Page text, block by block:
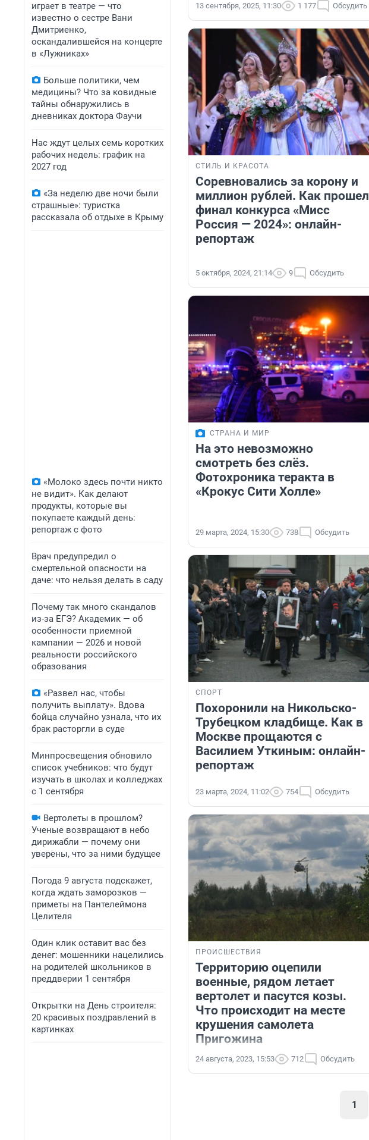
играет в театре — что
известно о сестре Вани
Дмитриенко,
оскандалившейся на концерте
в «Лужниках»
Больше политики, чем
медицины? Что за ковидные
тайны обнаружились в
дневниках доктора Фаучи
Нас ждут целых семь коротких
рабочих недель: график на
2027 год
«За неделю две ночи были
страшные»: туристка
рассказала об отдыхе в Крыму
«Молоко здесь почти никто
не видит». Как делают
продукты, которые вы
покупаете каждый день:
репортаж с фото
Врач предупредил о
смертельной опасности на
даче: что нельзя делать в саду
Почему так много скандалов
из-за ЕГЭ? Академик — об
особенности приемной
кампании — 2026 и новой
реальности российского
образования
«Развел нас, чтобы
получить выплату». Вдова
бойца случайно узнала, что их
брак расторгли в суде
Минпросвещения обновило
список учебников: что будут
изучать в школах и колледжах
с 1 сентября
Вертолеты в прошлом?
Ученые возвращают в небо
дирижабли — почему они
уверены, что за ними будущее
Погода 9 августа подскажет,
когда ждать заморозков —
приметы на Пантелеймона
Целителя
Один клик оставит вас без
денег: мошенники нацелились
на родителей школьников в
преддверии 1 сентября
Открытки на День строителя:
20 красивых поздравлений в
картинках
13 сентября, 2025, 11:30 1 177 Обсудить
СТИЛЬ И КРАСОТА
Соревновались за корону и
миллион рублей. Как прошел
финал конкурса «Мисс
Россия — 2024»: онлайн-
репортаж
5 октября, 2024, 21:14 9 Обсудить
СТРАНА И МИР
На это невозможно
смотреть без слёз.
Фотохроника теракта в
«Крокус Сити Холле»
29 марта, 2024, 15:30 738 Обсудить
СПОРТ
Похоронили на Никольско-
Трубецком кладбище. Как в
Москве прощаются с
Василием Уткиным: онлайн-
репортаж
23 марта, 2024, 11:02 754 Обсудить
ПРОИСШЕСТВИЯ
Территорию оцепили
военные, рядом летает
вертолет и пасутся козы.
Что происходит на месте
крушения самолета
Пригожина
24 августа, 2023, 15:53 712 Обсудить
1